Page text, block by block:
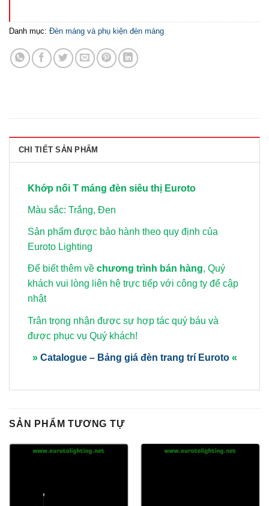
Danh mục: Đèn máng và phụ kiện đèn máng
CHI TIẾT SẢN PHẨM
Khớp nối T máng đèn siêu thị Euroto
Màu sắc: Trắng, Đen
Sản phẩm được bảo hành theo quy định của
Euroto Lighting
Để biết thêm về chương trình bán hàng, Quý
khách vui lòng liên hệ trực tiếp với công ty để cập
nhật
Trân trọng nhận được sự hợp tác quý báu và
được phục vụ Quý khách!
» Catalogue – Bảng giá đèn trang trí Euroto «
SẢN PHẨM TƯƠNG TỰ